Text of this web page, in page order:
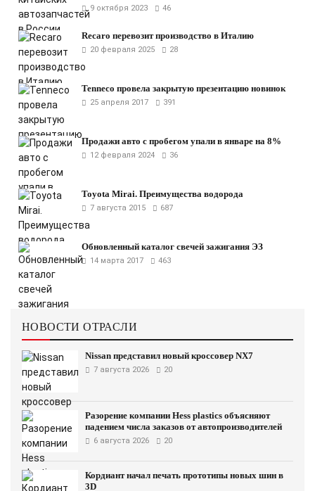
9 октября 2023 46
Recaro перевозит производство в Италию
20 февраля 2025 28
Tenneco провела закрытую презентацию новинок
25 апреля 2017 391
Продажи авто с пробегом упали в январе на 8%
12 февраля 2024 36
Toyota Mirai. Преимущества водорода
7 августа 2015 687
Обновленный каталог свечей зажигания ЭЗ
14 марта 2017 463
НОВОСТИ ОТРАСЛИ
Nissan представил новый кроссовер NX7
7 августа 2026 20
Разорение компании Hess plastics объясняют
падением числа заказов от автопроизводителей
6 августа 2026 20
Кордиант начал печать прототипы новых шин в
3D